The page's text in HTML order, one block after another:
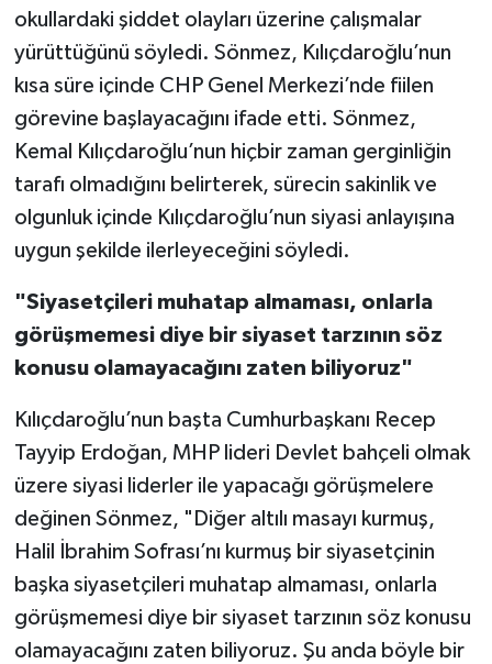
okullardaki şiddet olayları üzerine çalışmalar
yürüttüğünü söyledi. Sönmez, Kılıçdaroğlu’nun
kısa süre içinde CHP Genel Merkezi’nde fiilen
görevine başlayacağını ifade etti. Sönmez,
Kemal Kılıçdaroğlu’nun hiçbir zaman gerginliğin
tarafı olmadığını belirterek, sürecin sakinlik ve
olgunluk içinde Kılıçdaroğlu’nun siyasi anlayışına
uygun şekilde ilerleyeceğini söyledi.
"Siyasetçileri muhatap almaması, onlarla
görüşmemesi diye bir siyaset tarzının söz
konusu olamayacağını zaten biliyoruz"
Kılıçdaroğlu’nun başta Cumhurbaşkanı Recep
Tayyip Erdoğan, MHP lideri Devlet bahçeli olmak
üzere siyasi liderler ile yapacağı görüşmelere
değinen Sönmez, "Diğer altılı masayı kurmuş,
Halil İbrahim Sofrası’nı kurmuş bir siyasetçinin
başka siyasetçileri muhatap almaması, onlarla
görüşmemesi diye bir siyaset tarzının söz konusu
olamayacağını zaten biliyoruz. Şu anda böyle bir